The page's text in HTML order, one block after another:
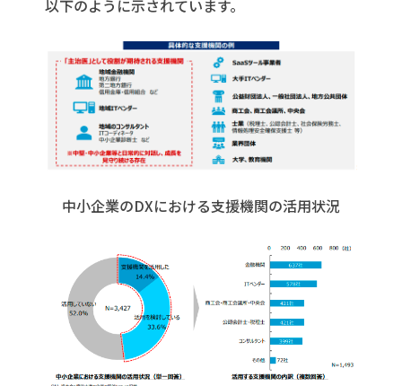
以下のように示されています。
中小企業のDXにおける支援機関の活用状況